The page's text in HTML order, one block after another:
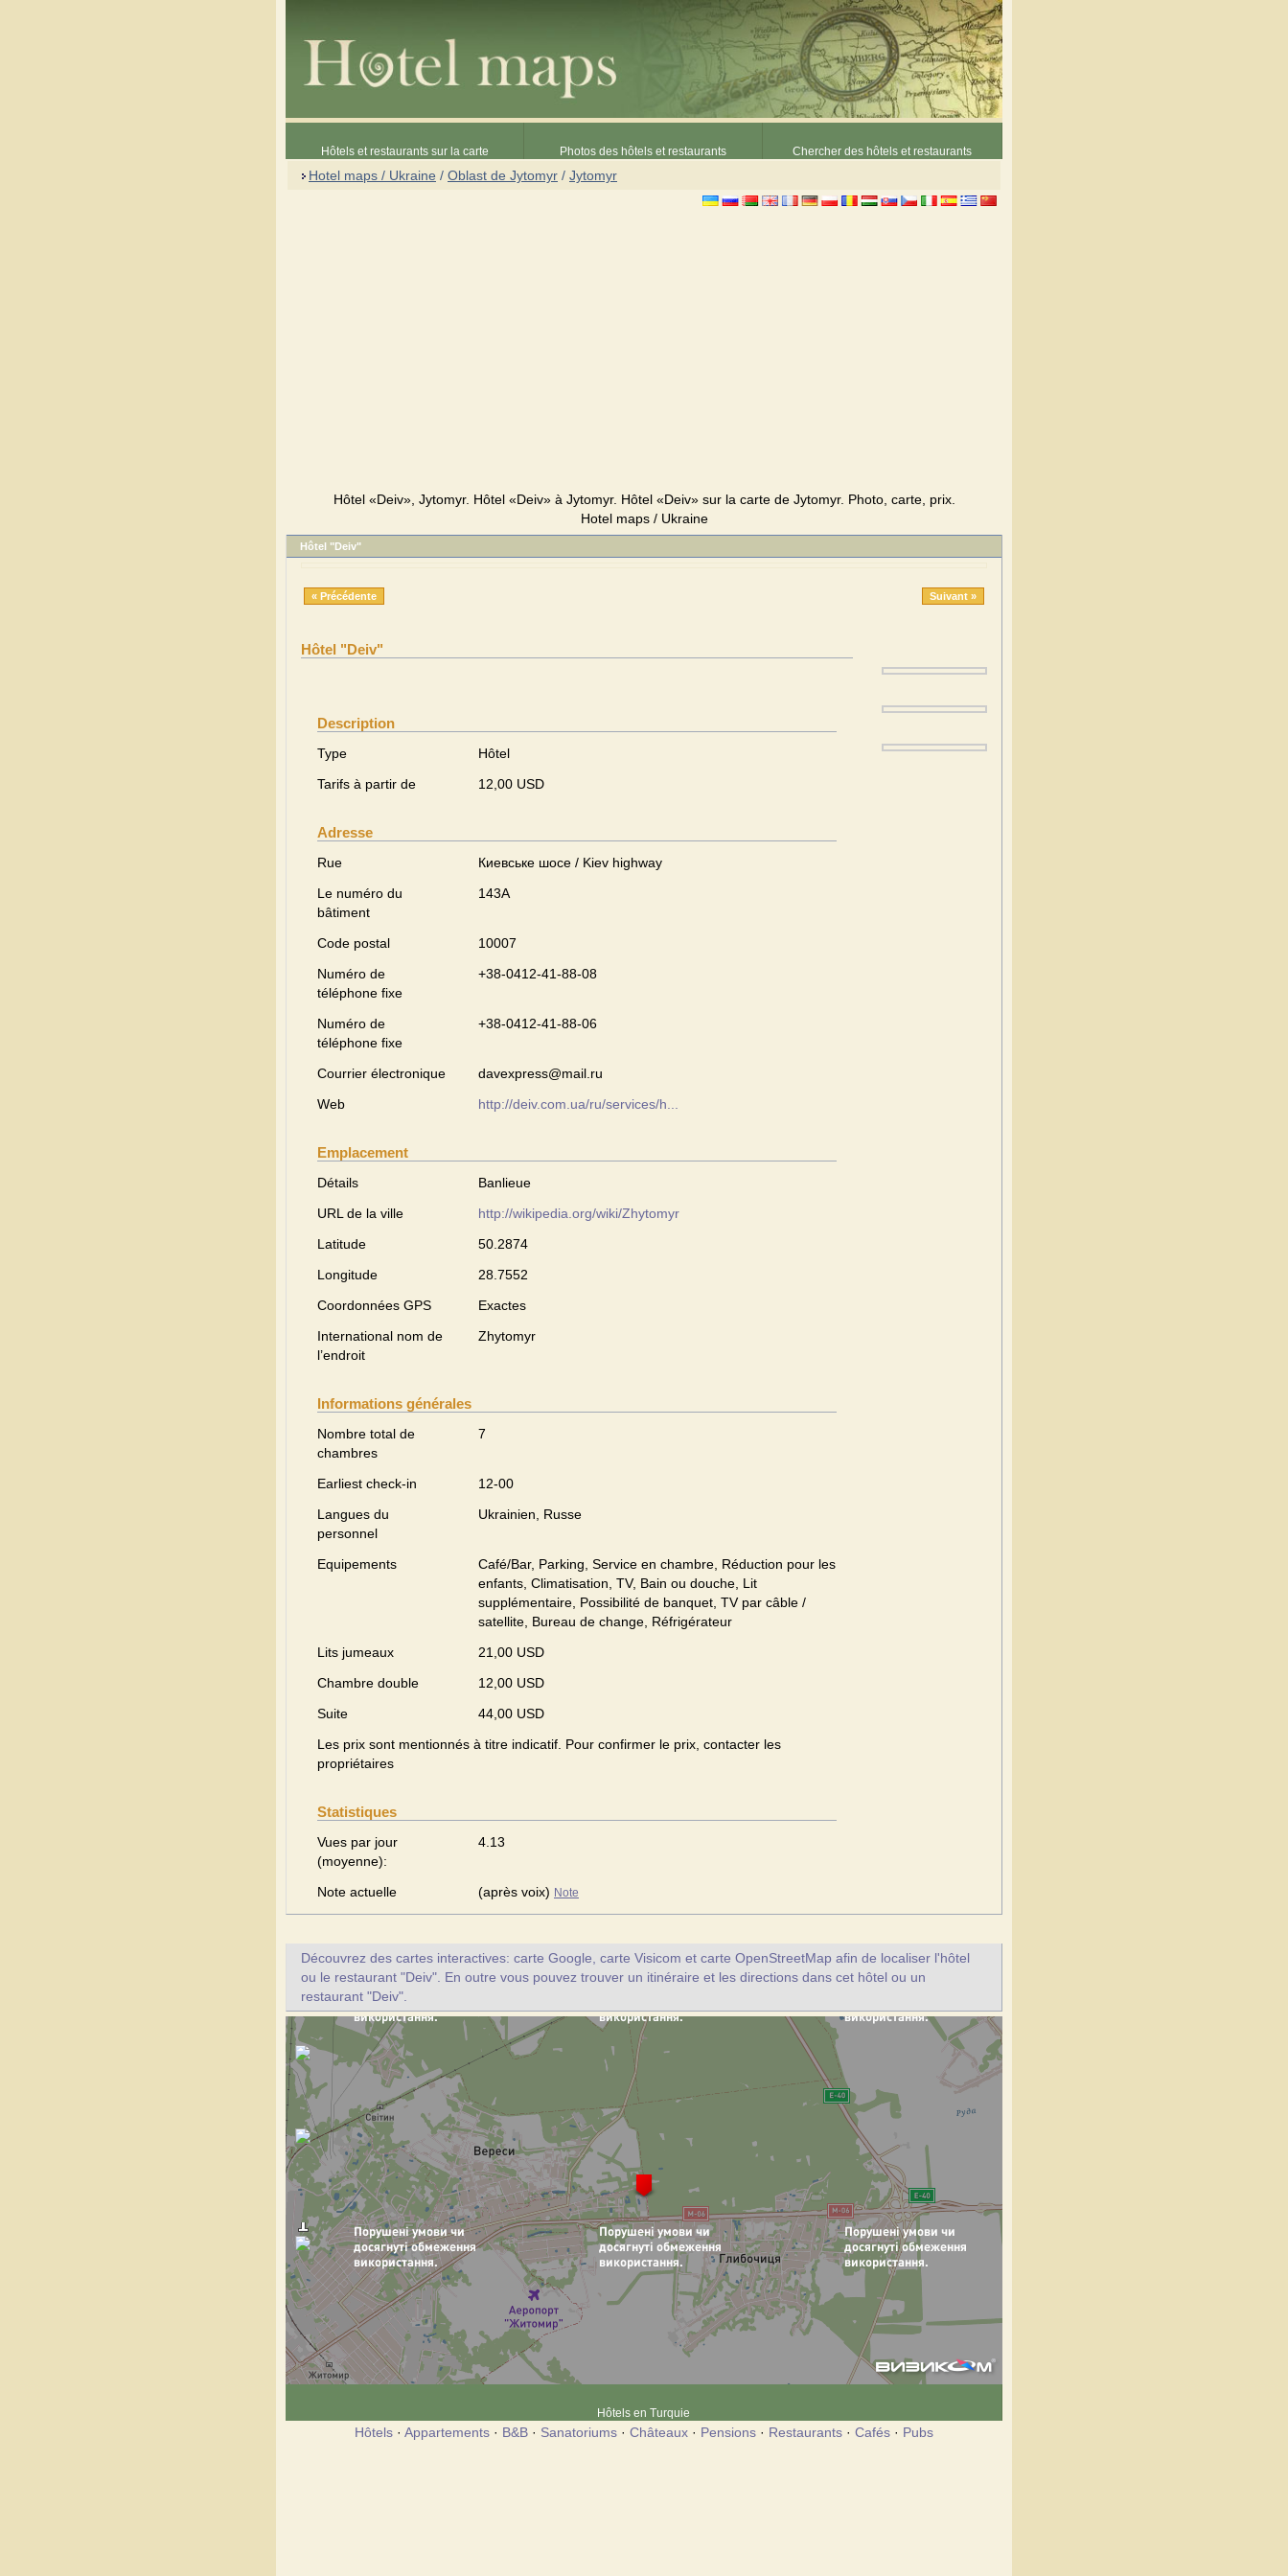
Hôtels et restaurants sur la carte Photos des hôtels et restaurants Chercher des hôtels et restaurants
Hotel maps / Ukraine / Oblast de Jytomyr / Jytomyr
Hôtel «Deiv», Jytomyr. Hôtel «Deiv» à Jytomyr. Hôtel «Deiv» sur la carte de Jytomyr. Photo, carte, prix.
Hotel maps / Ukraine
Hôtel "Deiv"
« Précédente Suivant »
Hôtel "Deiv"
Description
Type
Hôtel
Tarifs à partir de
12,00 USD
Adresse
Rue
Киевське шосе / Kiev highway
Le numéro du
bâtiment
143А
Code postal
10007
Numéro de
téléphone fixe
+38-0412-41-88-08
Numéro de
téléphone fixe
+38-0412-41-88-06
Courrier électronique
davexpress@mail.ru
Web
http://deiv.com.ua/ru/services/h...
Emplacement
Détails
Banlieue
URL de la ville
http://wikipedia.org/wiki/Zhytomyr
Latitude
50.2874
Longitude
28.7552
Coordonnées GPS
Exactes
International nom de
l’endroit
Zhytomyr
Informations générales
Nombre total de
chambres
7
Earliest check-in
12-00
Langues du
personnel
Ukrainien, Russe
Equipements
Café/Bar, Parking, Service en chambre, Réduction pour les
enfants, Climatisation, TV, Bain ou douche, Lit
supplémentaire, Possibilité de banquet, TV par câble /
satellite, Bureau de change, Réfrigérateur
Lits jumeaux
21,00 USD
Chambre double
12,00 USD
Suite
44,00 USD
Les prix sont mentionnés à titre indicatif. Pour confirmer le prix, contacter les
propriétaires
Statistiques
Vues par jour
(moyenne):
4.13
Note actuelle (après voix) Note
Découvrez des cartes interactives: carte Google, carte Visicom et carte OpenStreetMap afin de localiser l'hôtel
ou le restaurant "Deiv". En outre vous pouvez trouver un itinéraire et les directions dans cet hôtel ou un
restaurant "Deiv".
Hôtels en Turquie
Hôtels · Appartements · B&B · Sanatoriums · Châteaux · Pensions · Restaurants · Cafés · Pubs